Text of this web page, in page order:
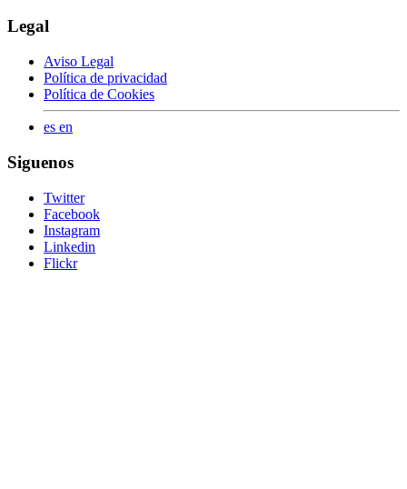
Legal
Aviso Legal
Política de privacidad
Política de Cookies
es en
Siguenos
Twitter
Facebook
Instagram
Linkedin
Flickr